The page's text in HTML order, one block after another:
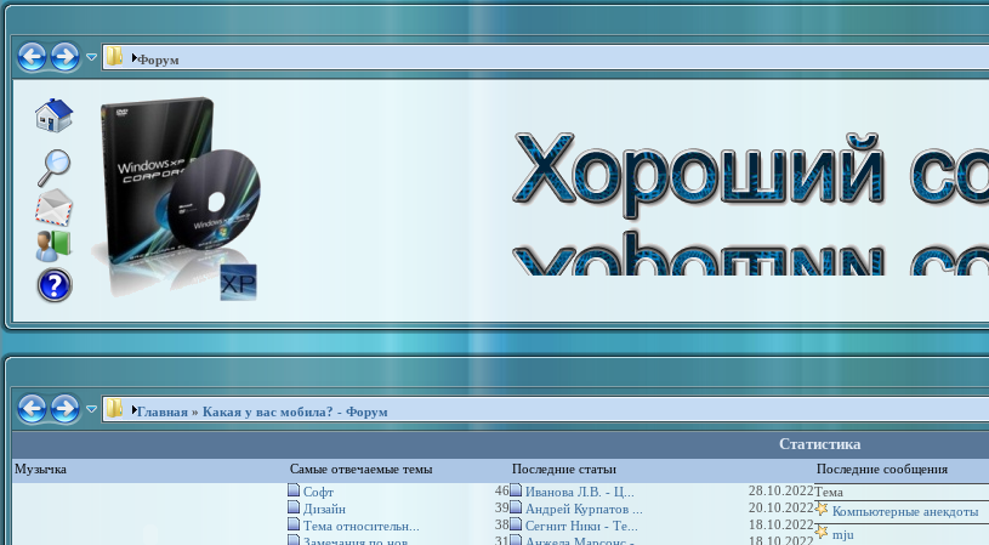
Форум
Главная » Какая у вас мобила? - Форум
Статистика
Музычка Самые отвечаемые темы Последние статьи Последние сообщения
Софт
46
Дизайн
39
Тема относительн...
38
31
Иванова Л.В. - Ц...
28.10.2022
Андрей Курпатов ...
20.10.2022
Сегнит Ники - Те...
18.10.2022
18.10.2022
Тема
Компьютерные анекдоты
mju